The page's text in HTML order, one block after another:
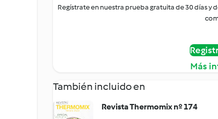
Regístrate en nuestra prueba gratuita de 30 días
Más
También incluido en
Revista Thermomix nº 174